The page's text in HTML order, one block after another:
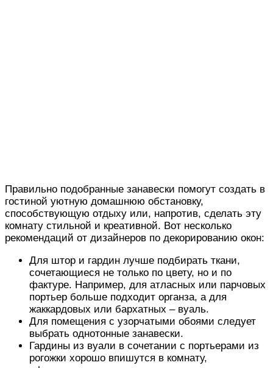
Правильно подобранные занавески помогут создать в
гостиной уютную домашнюю обстановку,
способствующую отдыху или, напротив, сделать эту
комнату стильной и креативной. Вот несколько
рекомендаций от дизайнеров по декорированию окон:
Для штор и гардин лучше подбирать ткани,
сочетающиеся не только по цвету, но и по
фактуре. Например, для атласных или парчовых
портьер больше подходит органза, а для
жаккардовых или бархатных – вуаль.
Для помещения с узорчатыми обоями следует
выбрать однотонные занавески.
Гардины из вуали в сочетании с портьерами из
рогожки хорошо впишутся в комнату,